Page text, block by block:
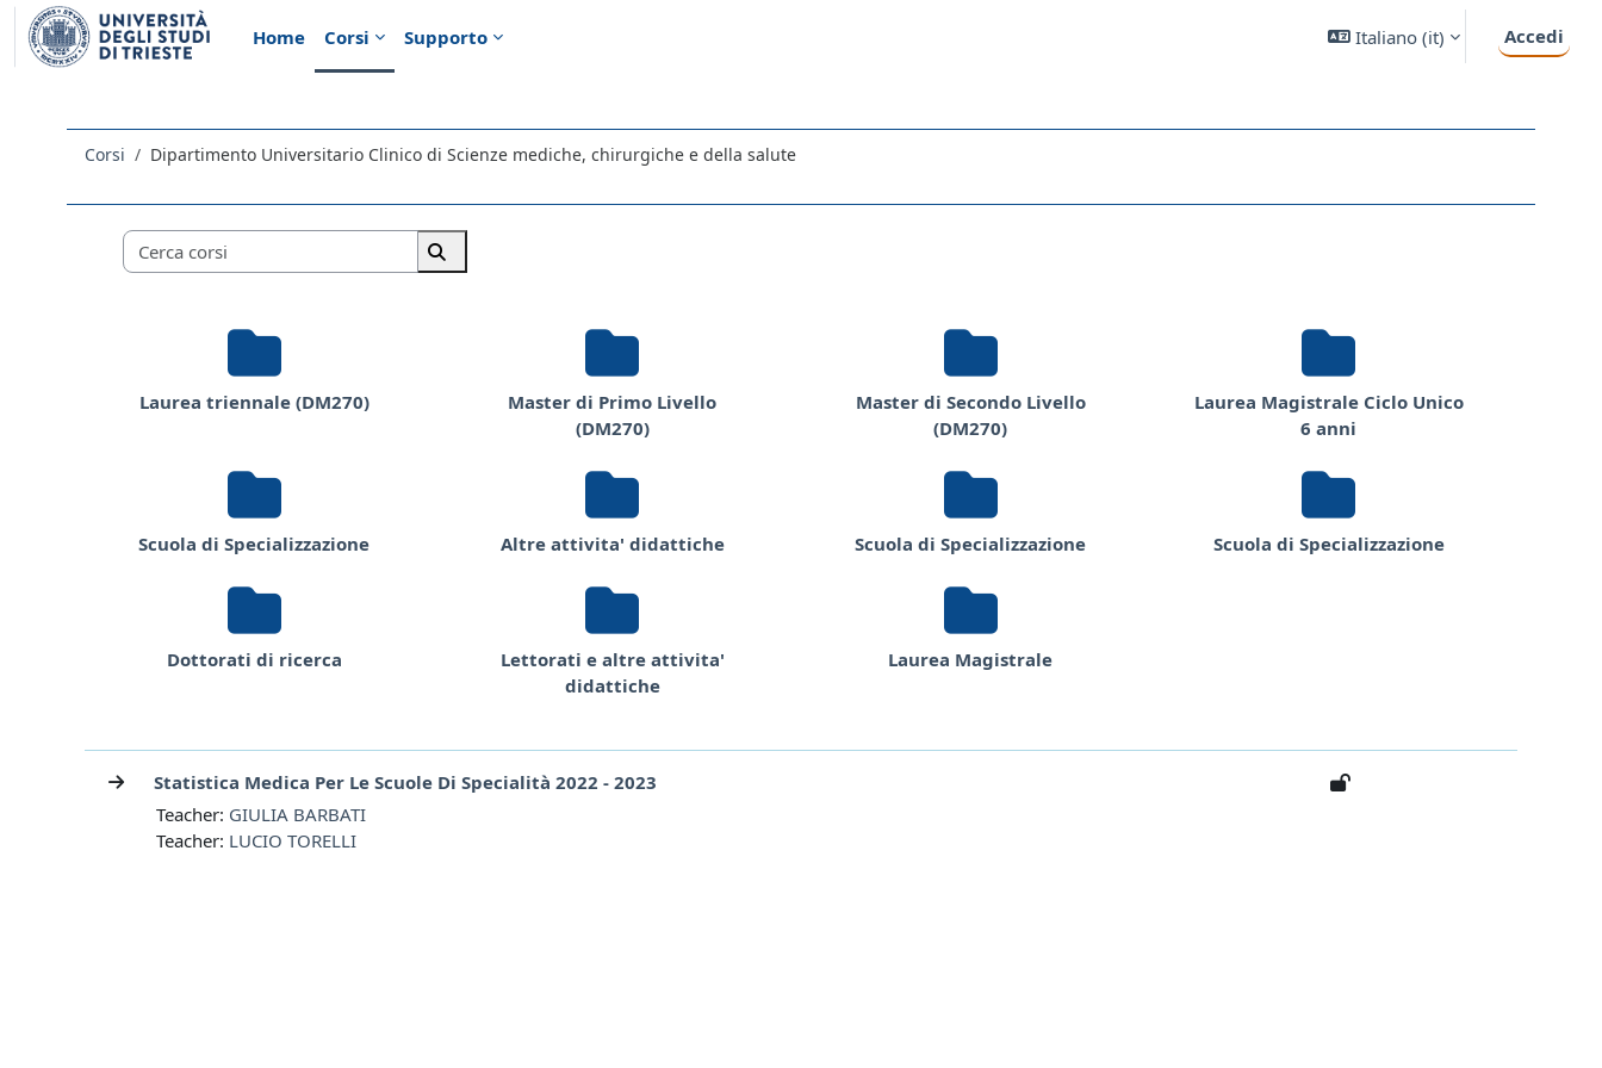
Vai al contenuto principale
Home
Corsi Supporto Italiano ‎(it)‎ Accedi
Corsi Dipartimento Universitario Clinico di Scienze mediche, chirurgiche e della salute
Categorie di corso
Cerca corsi
Cerca corsi
Laurea triennale (DM270)
Master di Primo Livello
(DM270)
Master di Secondo Livello
(DM270)
Laurea Magistrale Ciclo Unico
6 anni
Scuola di Specializzazione Altre attivita' didattiche Scuola di Specializzazione Scuola di Specializzazione
Dottorati di ricerca
Lettorati e altre attivita'
didattiche
Laurea Magistrale
Statistica Medica Per Le Scuole Di Specialità 2022 - 2023
Teacher: GIULIA BARBATI
Teacher: LUCIO TORELLI